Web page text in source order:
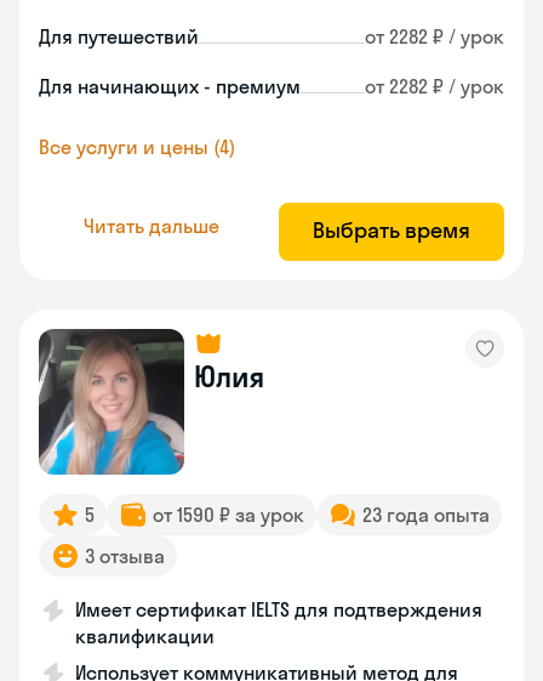
Для путешествий от 2282 ₽ / урок
Для начинающих - премиум от 2282 ₽ / урок
Все услуги и цены (4)
Читать дальше Выбрать время
Юлия
5 от 1590 ₽ за урок
23 года опыта
3 отзыва
Имеет сертификат IELTS для подтверждения
квалификации
Использует коммуникативный метод для